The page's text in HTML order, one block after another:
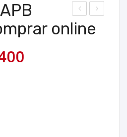
om
pre
pre
online